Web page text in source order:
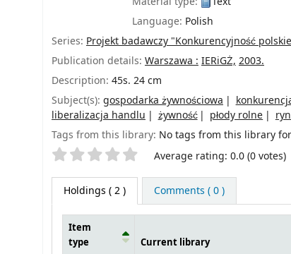
Language: Polish
Series: Projekt badawczy "Konkurencyjność
Publication details: Warszawa : IERiGŻ, 2003.
Description: 45s. 24 cm
Subject(s): gospodarka żywnościowa
liberalizacja handlu
żywność płody rolne
Tags from this library: No tags from this library
Star ratings Average rating: 0.0 (0 votes)
Holdings ( 2 ) Comments ( 0 )
Item
type
Current library